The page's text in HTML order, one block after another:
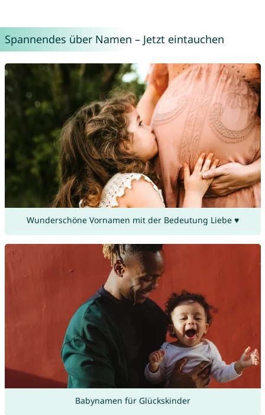
Spannendes über Namen – Jetzt eintauchen
Wunderschöne Vornamen mit der Bedeutung Liebe ♥
Babynamen für Glückskinder